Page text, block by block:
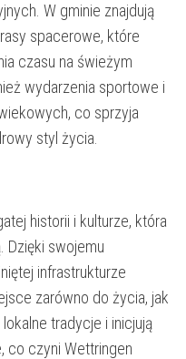
W gminie znajdują
spacerowe, które
czasu na świeżym
wydarzenia sportowe i
co sprzyja
styl życia.
historii i kulturze, która
Dzięki swojemu
infrastrukturze
zarówno do życia, jak
tradycje i inicjują
co czyni Wettringen